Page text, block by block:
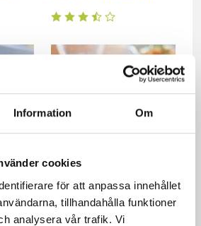
Information Om
cookies
för att anpassa innehållet
tillhandahålla funktioner
analysera vår trafik. Vi
Het tomatpasta med
räkor